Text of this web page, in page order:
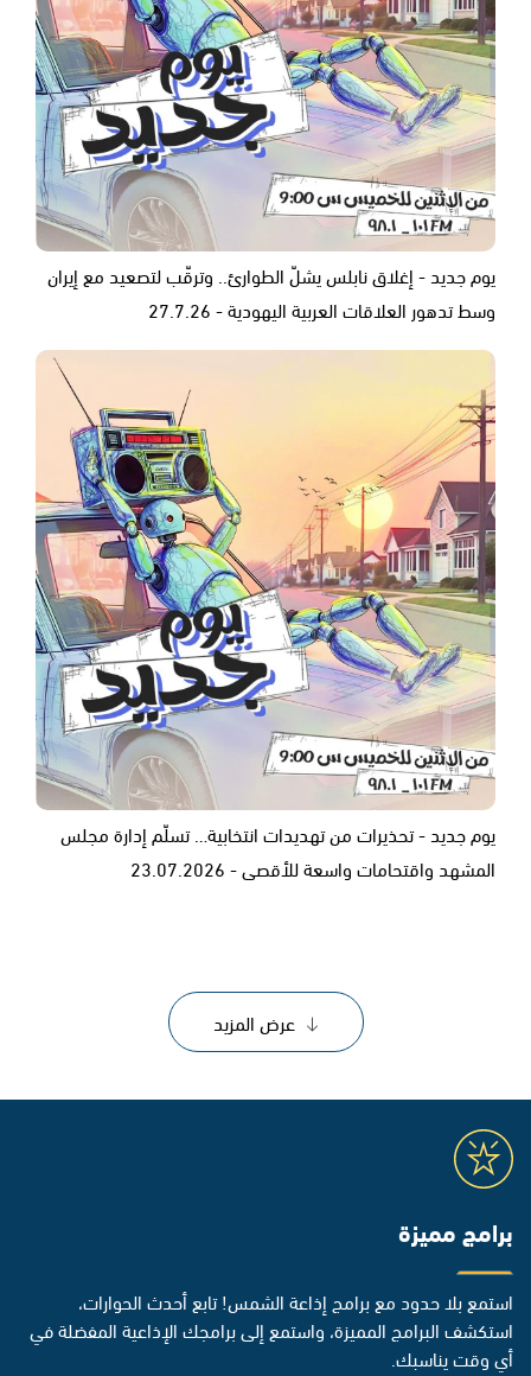
يوم جديد - إغلاق نابلس يشلّ الطوارئ.. وترقّب لتصعيد مع إيران
وسط تدهور العلاقات العربية اليهودية - 27.7.26
يوم جديد - تحذيرات من تهديدات انتخابية… تسلّم إدارة مجلس
المشهد واقتحامات واسعة للأقصى - 23.07.2026
عرض المزيد
برامج مميزة
استمع بلا حدود مع برامج إذاعة الشمس! تابع أحدث الحوارات،
استكشف البرامج المميزة، واستمع إلى برامجك الإذاعية المفضلة في
أي وقت يناسبك.